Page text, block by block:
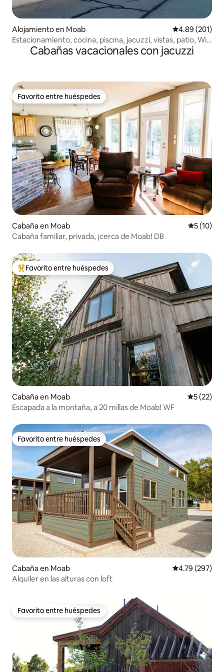
Alojamiento en Moab Calificación
4.89 (201)
Estacionamiento, cocina, piscina, jacuzzi, vistas, patio, Wi-
Cabañas vacacionales con jacuzzi
Favorito entre huéspedes
Favorito entre huéspedes
Cabaña en Moab
5 (10)
Cabaña familiar, privada, ¡cerca de Moab! DB
Favorito entre huéspedes preferido
Favorito entre huéspedes
Cabaña en Moab
5 (22)
Escapada a la montaña, a 20 millas de Moab! WF
Favorito entre huéspedes
Favorito entre huéspedes
Cabaña en Moab Calificación
4.79 (297)
Alquiler en las alturas con loft
Favorito entre huéspedes
Favorito entre huéspedes